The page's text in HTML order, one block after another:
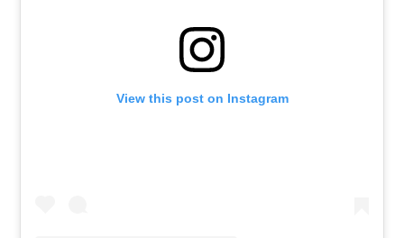
View this post on Instagram